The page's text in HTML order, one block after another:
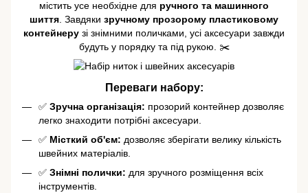
містить усе необхідне для ручного та машинного
шиття . Завдяки зручному прозорому пластиковому
контейнеру зі знімними поличками, усі аксесуари завжди
будуть у порядку та під рукою. ✂️
Переваги набору:
✅ Зручна організація: прозорий контейнер дозволяє
легко знаходити потрібні аксесуари.
✅ Місткий об'єм: дозволяє зберігати велику кількість
швейних матеріалів.
✅ Знімні полички: для зручного розміщення всіх
інструментів.